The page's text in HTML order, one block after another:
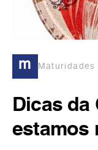
m Maturidades
Dicas da
estamos